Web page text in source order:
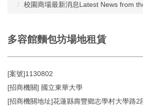
校園商場最新消息Latest News from
多容館麵包坊場地租賃
[案號]1130802
[招商機關] 國立東華大學
[招商機關地址]花蓮縣壽豐鄉志學村大學路2